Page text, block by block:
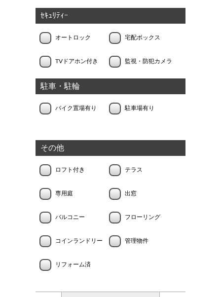
ｾｷｭﾘﾃｨｰ
オートロック 宅配ボックス
TVドアホン付き 監視・防犯カメラ
駐車・駐輪
バイク置場有り 駐車場有り
その他
ロフト付き テラス
専用庭 出窓
バルコニー フローリング
コインランドリー 管理物件
リフォーム済